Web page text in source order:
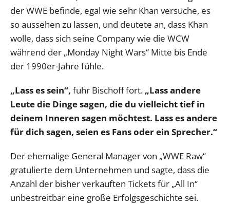
der WWE befinde, egal wie sehr Khan versuche, es
so aussehen zu lassen, und deutete an, dass Khan
wolle, dass sich seine Company wie die WCW
während der „Monday Night Wars“ Mitte bis Ende
der 1990er-Jahre fühle.
„Lass es sein“, fuhr Bischoff fort. „Lass andere
Leute die Dinge sagen, die du vielleicht tief in
deinem Inneren sagen möchtest. Lass es andere
für dich sagen, seien es Fans oder ein Sprecher.“
Der ehemalige General Manager von „WWE Raw“
gratulierte dem Unternehmen und sagte, dass die
Anzahl der bisher verkauften Tickets für „All In“
unbestreitbar eine große Erfolgsgeschichte sei.